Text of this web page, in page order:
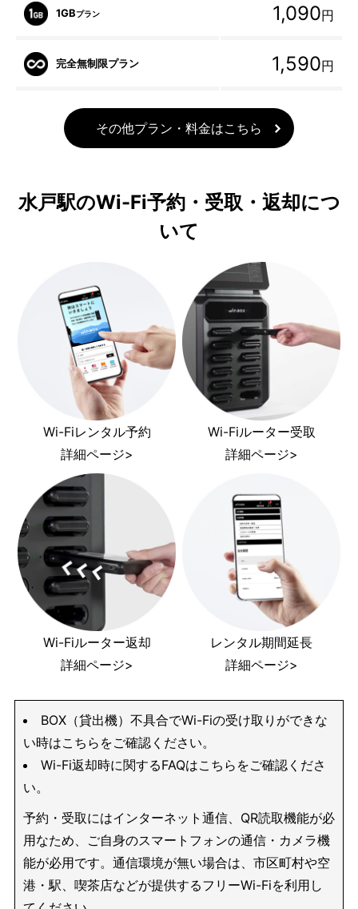
1GBプラン 1,090円
完全無制限プラン 1,590円
その他プラン・料金はこちら
水戸駅のWi-Fi予約・受取・返却につ
いて
Wi-Fiレンタル予約
詳細ページ>
Wi-Fiルーター受取
詳細ページ>
Wi-Fiルーター返却
詳細ページ>
レンタル期間延長
詳細ページ>
BOX（貸出機）不具合でWi-Fiの受け取りができな
い時はこちらをご確認ください。
Wi-Fi返却時に関するFAQはこちらをご確認くださ
い。
予約・受取にはインターネット通信、QR読取機能が必
用なため、ご自身のスマートフォンの通信・カメラ機
能が必用です。通信環境が無い場合は、市区町村や空
港・駅、喫茶店などが提供するフリーWi-Fiを利用し